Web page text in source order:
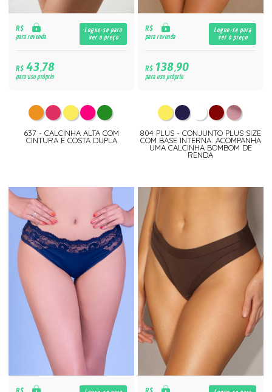
R$
para revenda
Logue-se para
ver o preço
R$43,78
para uso próprio
637 - CALCINHA ALTA COM
CINTURA E COSTA DUPLA
R$
para revenda
Logue-se para
ver o preço
R$138,90
para uso próprio
804 PLUS - CONJUNTO PLUS SIZE
COM BASE INTERNA. ACOMPANHA
UMA CALCINHA BOMBOM DE
RENDA